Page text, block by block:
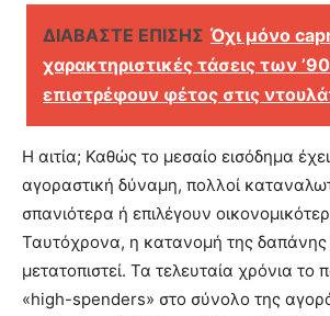
ΔΙΑΒΑΣΤΕ ΕΠΙΣΗΣ Όχι μόνο
χαρακτηριστικές τάσεις των
επιστρέφουν φέτος στις
Η αιτία; Καθώς το μεσαίο εισόδημα
αγοραστική δύναμη, πολλοί
σπανιότερα ή επιλέγουν
Ταυτόχρονα, η κατανομή της δαπάνης
μετατοπιστεί. Τα τελευταία χρόνια το
«high-spenders» στο σύνολο της